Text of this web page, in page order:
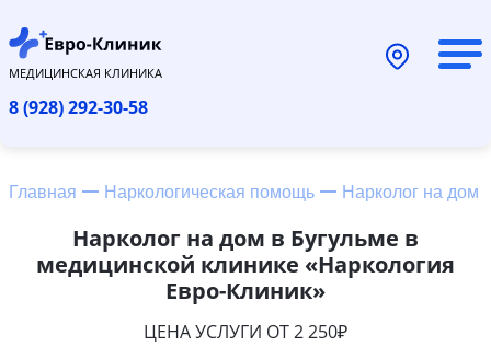
МЕДИЦИНСКАЯ КЛИНИКА
8 (928) 292-30-58
Главная Наркологическая помощь Нарколог на дом
Нарколог на дом в Бугульме в
медицинской клинике «Наркология
Евро-Клиник»
ЦЕНА УСЛУГИ ОТ 2 250₽